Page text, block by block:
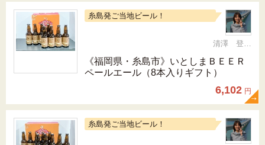
糸島発ご当地ビール！
清澤 登希子
《福岡県・糸島市》いとしまＢＥＥＲ
ペールエール（8本入りギフト）
6,102 円
糸島発ご当地ビール！